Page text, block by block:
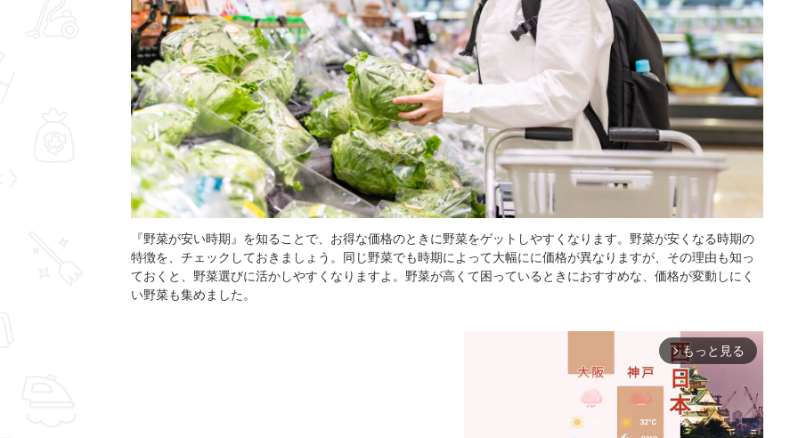
『野菜が安い時期』を知ることで、お得な価格のときに野菜をゲットしやすくなります。野菜が安くなる時期の
特徴を、チェックしておきましょう。同じ野菜でも時期によって大幅にに価格が異なりますが、その理由も知っ
ておくと、野菜選びに活かしやすくなりますよ。野菜が高くて困っているときにおすすめな、価格が変動しにく
い野菜も集めました。
arrow_forward_ios もっと見る